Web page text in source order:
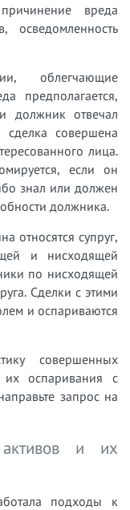
вреда
осведомленность
облегчающие
предполагается,
должник отвечал
сделка совершена
лица.
если он
знал или должен
должника.
относятся супруг,
и нисходящей
по нисходящей
Сделки с этими
и оспариваются
совершенных
оспаривания с
запрос на
и их
подходы к